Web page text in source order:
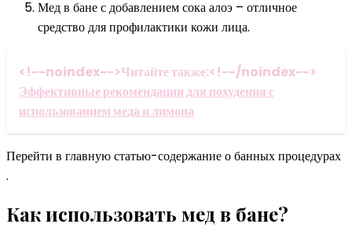
Мед в бане с добавлением сока алоэ – отличное
средство для профилактики кожи лица.
<!--noindex-->Читайте также:<!--/noindex-->
Эффективные рекомендации для похудения с
использованием меда и лимона
Перейти в главную статью-содержание о банных процедурах
.
Как использовать мед в бане?